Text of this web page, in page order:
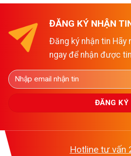
ĐĂNG KÝ NHẬN
Đăng ký nhận tin Hãy
ngay để nhận được
Hotline tư vấn